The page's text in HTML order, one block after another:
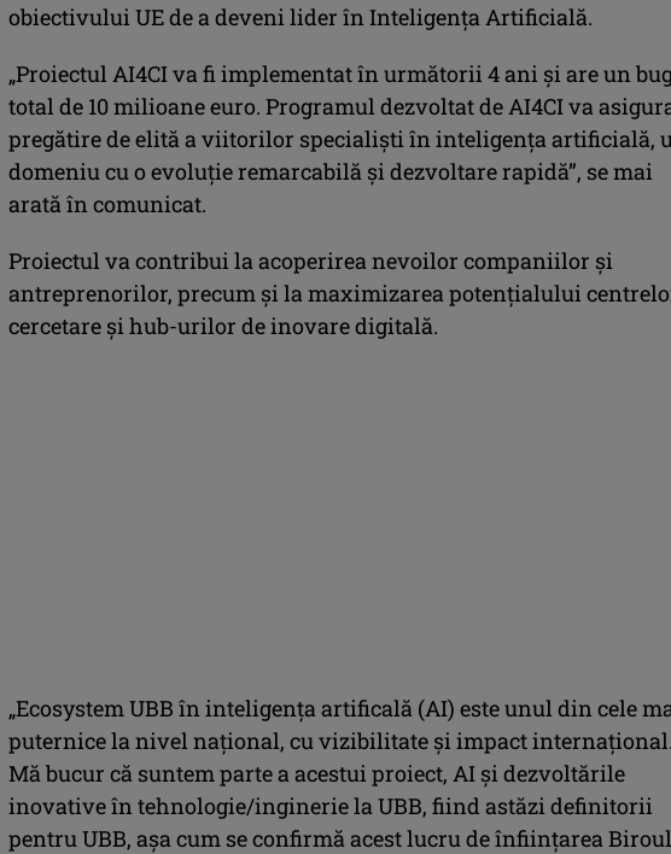
obiectivului UE de a deveni lider în Inteligenţa Artificială.
„Proiectul AI4CI va fi implementat în următorii 4 ani şi are un
total de 10 milioane euro. Programul dezvoltat de AI4CI va
pregătire de elită a viitorilor specialişti în inteligenţa artificială,
domeniu cu o evoluţie remarcabilă şi dezvoltare rapidă”, se mai
arată în comunicat.
Proiectul va contribui la acoperirea nevoilor companiilor şi
antreprenorilor, precum şi la maximizarea potenţialului
cercetare şi hub-urilor de inovare digitală.
„Ecosystem UBB în inteligenţa artificală (AI) este unul din cele
puternice la nivel naţional, cu vizibilitate şi impact internaţional.
Mă bucur că suntem parte a acestui proiect, AI şi dezvoltările
inovative în tehnologie/inginerie la UBB, fiind astăzi definitorii
pentru UBB, aşa cum se confirmă acest lucru de înfiinţarea